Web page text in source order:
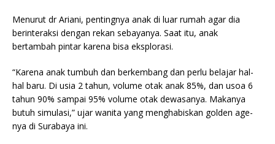
Menurut dr Ariani, pentingnya anak di luar rumah agar dia
berinteraksi dengan rekan sebayanya. Saat itu, anak
bertambah pintar karena bisa eksplorasi.
“Karena anak tumbuh dan berkembang dan perlu belajar hal-
hal baru. Di usia 2 tahun, volume otak anak 85%, dan usoa 6
tahun 90% sampai 95% volume otak dewasanya. Makanya
butuh simulasi,” ujar wanita yang menghabiskan golden age-
nya di Surabaya ini.